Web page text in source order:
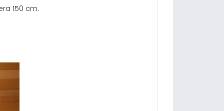
150 cm.